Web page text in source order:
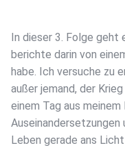
In dieser 3. Folge geht
berichte darin von
habe. Ich versuche zu
außer jemand, der
einem Tag aus
Auseinandersetzungen
Leben gerade ans